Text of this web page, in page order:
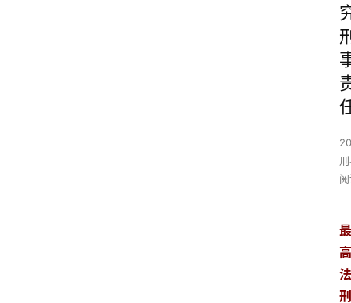
最
高
法
刑